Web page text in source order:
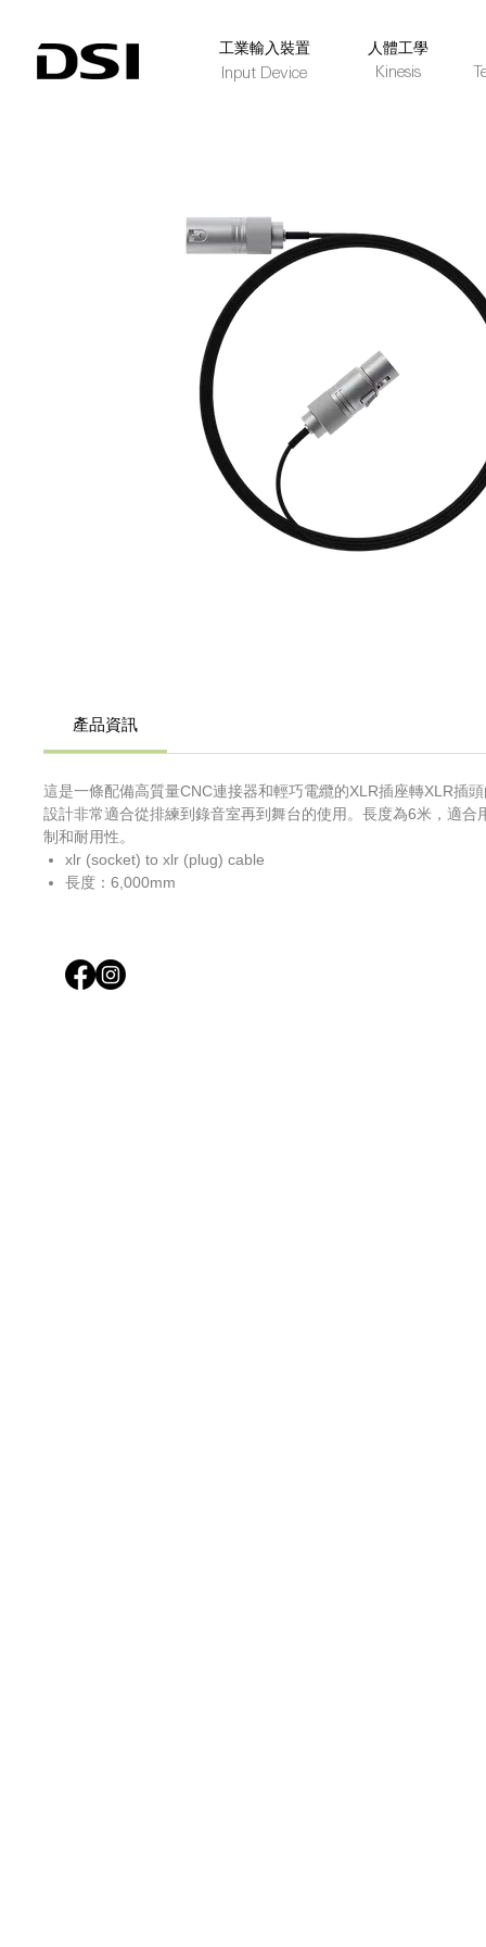
​工業輸入裝置
Input Device
人體工學
Kinesis
產品資訊
這是一條配備高質量CNC連接器和輕巧電纜的XLR插座轉XLR插
設計非常適合從排練到錄音室再到舞台的使用。長度為6米，適
制和耐用性。
xlr (socket) to xlr (plug) cable
長度：6,000mm